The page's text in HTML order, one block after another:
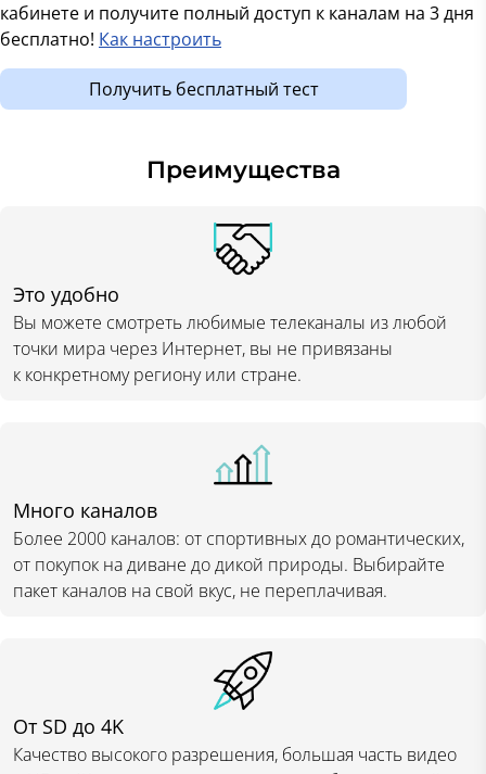
кабинете и получите полный доступ к каналам на 3 дня
бесплатно! Как настроить
Получить бесплатный тест
Преимущества
Это удобно
Вы можете смотреть любимые телеканалы из любой
точки мира через Интернет, вы не привязаны
к конкретному региону или стране.
Много каналов
Более 2000 каналов: от спортивных до романтических,
от покупок на диване до дикой природы. Выбирайте
пакет каналов на свой вкус, не переплачивая.
От SD до 4K
Качество высокого разрешения, большая часть видео